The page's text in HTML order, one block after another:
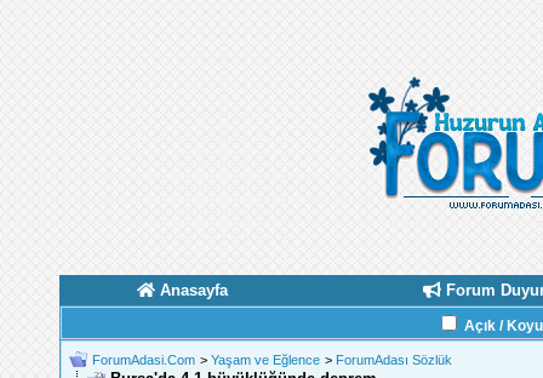
Anasayfa Forum
Açık /
ForumAdasi.Com > Yaşam ve Eğlence > ForumAdası Sözlük